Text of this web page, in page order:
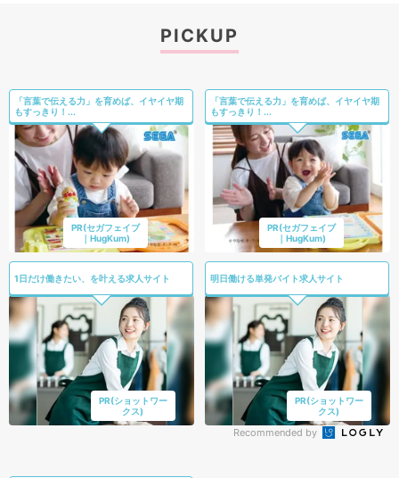
PICKUP
「言葉で伝える力」を育めば、イヤイヤ期
もすっきり！...
PR(セガフェイブ
｜HugKum)
「言葉で伝える力」を育めば、イヤイヤ期
もすっきり！...
PR(セガフェイブ
｜HugKum)
1日だけ働きたい、を叶える求人サイト
PR(ショットワー
クス)
明日働ける単発バイト求人サイト
PR(ショットワー
クス)
Recommended by